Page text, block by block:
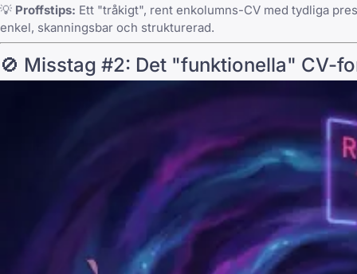
💡 Proffstips: Ett "tråkigt", rent enkolumns-CV med tydliga
enkel, skanningsbar och strukturerad.
🚫 Misstag #2: Det "funktionella" CV-